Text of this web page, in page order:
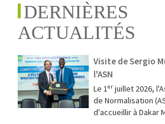
DERNIÈRES
ACTUALITÉS
Visite de Sergio
l'ASN
Le 1ᵉʳ juillet 2026,
de Normalisation
d'accueillir à Dakar